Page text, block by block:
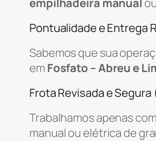
Pontualidade e Entrega
Sabemos que sua
em Fosfato – Abreu e
Frota Revisada e Segura
Trabalhamos apenas
manual ou elétrica de